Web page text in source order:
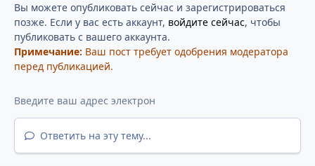
Вы можете опубликовать сейчас и зарегистрироваться
позже. Если у вас есть аккаунт, войдите сейчас, чтобы
публиковать с вашего аккаунта.
Примечание: Ваш пост требует одобрения модератора
перед публикацией.
Ответить на эту тему...